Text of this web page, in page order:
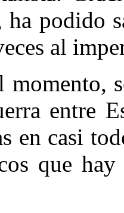
ha podido
al
entre
en casi
que